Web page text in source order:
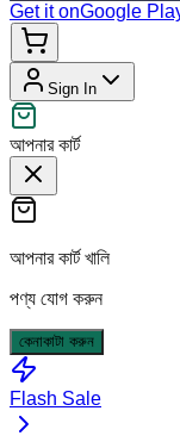
Get it onGoogle
Sign In
আপনার কার্ট
আপনার কার্ট খালি
পণ্য যোগ করুন
কেনাকাটা করুন
Flash Sale